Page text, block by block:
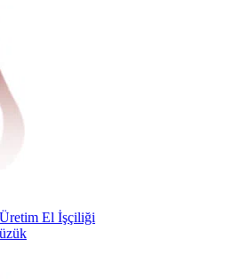
El İşçiliği